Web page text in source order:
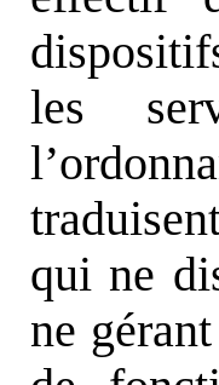
les
qui ne
ne